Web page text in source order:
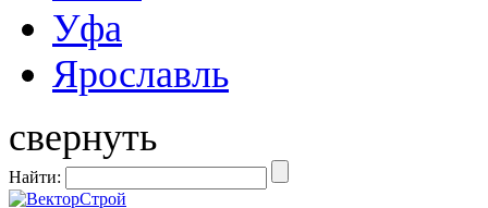
Уфа
Ярославль
свернуть
Найти: